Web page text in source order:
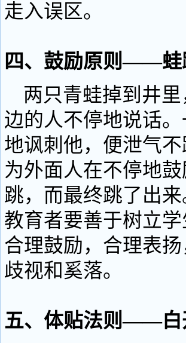
走入误区。
四、鼓励原则——蛙
两只青蛙掉到井里
边的人不停地说话
地讽刺他，便泄气
为外面人在不停地
跳，而最终跳了出
教育者要善于树立
合理鼓励，合理表
歧视和奚落。
五、体贴法则——白